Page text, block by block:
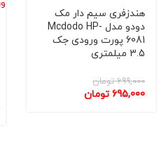
هندزفری سيم دار مک
دودو مدل Mcdodo HP-
6081 پورت ورودی جک
3.5 میلمتری
699,000 تومان
695,000 تومان